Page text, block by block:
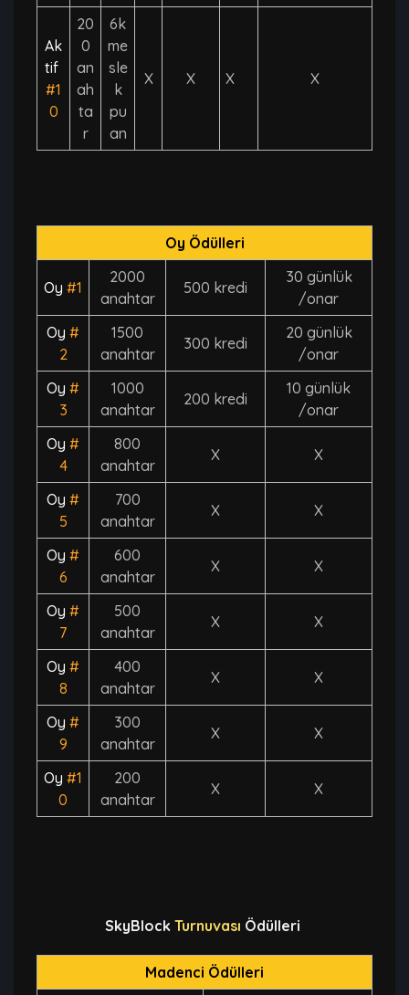
Ak
tif
#1
0
20
0
an
ah
ta
r
6k
me
sle
k
pu
an
X X X X
Oy Ödülleri
Oy #1
2000
anahtar
500 kredi
30 günlük
/onar
Oy #
2
1500
anahtar
300 kredi
20 günlük
/onar
Oy #
3
1000
anahtar
200 kredi
10 günlük
/onar
Oy #
4
800
anahtar
X X
Oy #
5
700
anahtar
X X
Oy #
6
600
anahtar
X X
Oy #
7
500
anahtar
X X
Oy #
8
400
anahtar
X X
Oy #
9
300
anahtar
X X
Oy #1
0
200
anahtar
X X
SkyBlock Turnuvası Ödülleri
Madenci Ödülleri